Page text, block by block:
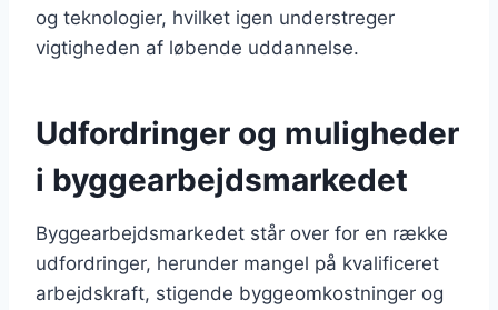
og teknologier, hvilket igen understreger
vigtigheden af løbende uddannelse.
Udfordringer og muligheder
i byggearbejdsmarkedet
Byggearbejdsmarkedet står over for en række
udfordringer, herunder mangel på kvalificeret
arbejdskraft, stigende byggeomkostninger og